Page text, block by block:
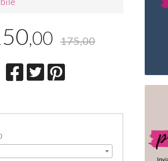
,00 175,00